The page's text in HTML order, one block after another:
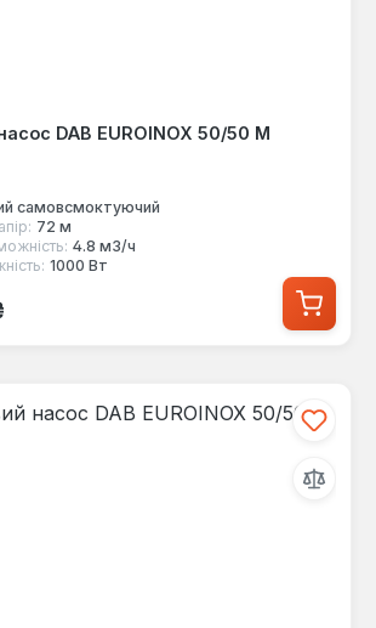
DAB EUROINOX 50/50 M
самовсмоктуючий
72 м
4.8 м3/ч
1000 Вт